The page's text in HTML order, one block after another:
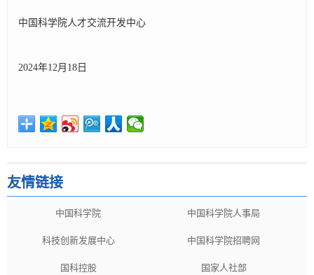
中国科学院人才交流开发中心
2024年12月18日
友情链接
中国科学院 中国科学院人事局
科技创新发展中心 中国科学院招聘网
国科控股 国家人社部